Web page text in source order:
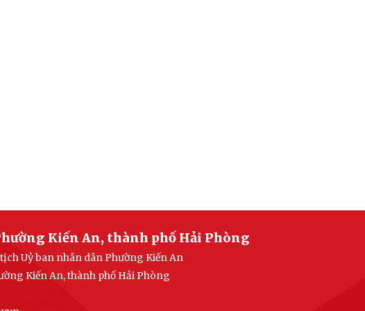
Kiến An, thành phố Hải Phòng
Uỷ ban nhân dân Phường Kiến An
Kiến An, thành phố Hải Phòng